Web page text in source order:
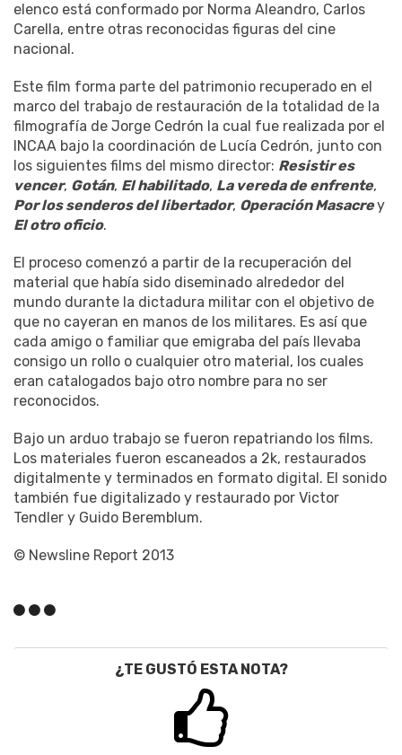
elenco está conformado por Norma Aleandro, Carlos
Carella, entre otras reconocidas figuras del cine
nacional.
Este film forma parte del patrimonio recuperado en el
marco del trabajo de restauración de la totalidad de la
filmografía de Jorge Cedrón la cual fue realizada por el
INCAA bajo la coordinación de Lucía Cedrón, junto con
los siguientes films del mismo director: Resistir es
vencer, Gotán, El habilitado, La vereda de enfrente,
Por los senderos del libertador, Operación Masacrey
El otro oficio.
El proceso comenzó a partir de la recuperación del
material que había sido diseminado alrededor del
mundo durante la dictadura militar con el objetivo de
que no cayeran en manos de los militares. Es así que
cada amigo o familiar que emigraba del país llevaba
consigo un rollo o cualquier otro material, los cuales
eran catalogados bajo otro nombre para no ser
reconocidos.
Bajo un arduo trabajo se fueron repatriando los films.
Los materiales fueron escaneados a 2k, restaurados
digitalmente y terminados en formato digital. El sonido
también fue digitalizado y restaurado por Victor
Tendler y Guido Beremblum.
© Newsline Report 2013
¿TE GUSTÓ ESTA NOTA?